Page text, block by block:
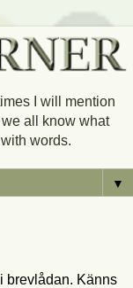
I will mention
all know what
words.
▼
brevlådan. Känns